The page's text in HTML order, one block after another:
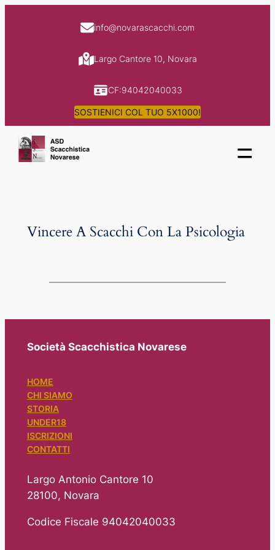
info@novarascacchi.com
Largo Cantore 10, Novara
CF:94042040033
SOSTIENICI COL TUO 5X1000!
=
Vincere A Scacchi Con La Psicologia
Società Scacchistica Novarese
HOME
CHI SIAMO
STORIA
UNDER18
ISCRIZIONI
CONTATTI
Largo Antonio Cantore 10
28100, Novara
Codice Fiscale 94042040033